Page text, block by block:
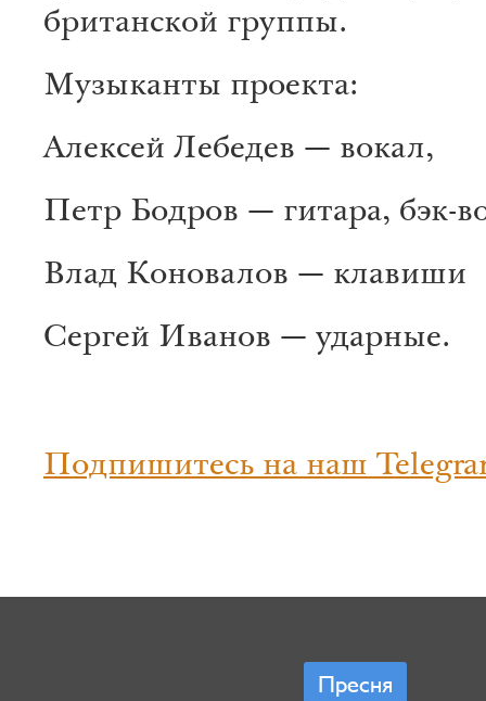
британской группы.
Музыканты проекта:
Алексей Лебедев — вокал,
Петр Бодров — гитара, бэк-
Влад Коновалов — клавиши
Сергей Иванов — ударные.
Подпишитесь на наш
Пресня